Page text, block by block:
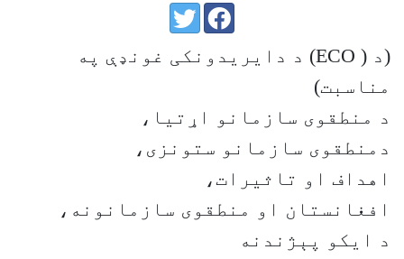
(د ( ECO) د دایریدونکی غونډې په
مناسبت)
د منطقوی سازمانو اړتیا،
دمنطقوی سازمانو ستونزی،
اهداف او تاثیرات،
افغانستان او منطقوی سازمانونه،
د ایکو پېژندنه